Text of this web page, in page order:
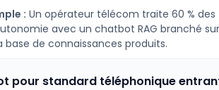
: Un opérateur télécom traite 60 % des
avec un chatbot RAG branché sur
base de connaissances produits.
pour standard téléphonique